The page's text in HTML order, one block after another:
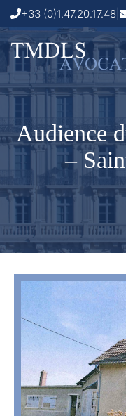
+33 (0)1.47.20.17.48
Audience
–